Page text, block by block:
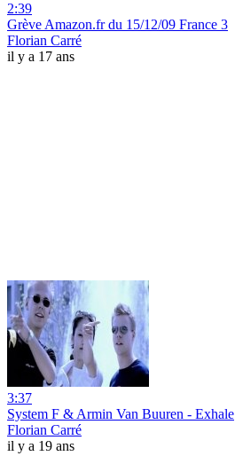
2:39
Grève Amazon.fr du 15/12/09 France 3
Florian Carré
il y a 17 ans
3:37
System F & Armin Van Buuren - Exhale
Florian Carré
il y a 19 ans